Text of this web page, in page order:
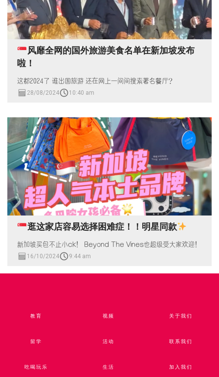
风靡全网的国外旅游美食名单在新加坡发布
啦！
28/08/2024 10:40 am
逛这家店容易选择困难症！！明星同款
新加坡买包不止小ck！ Beyond The Vines也超级受大家欢迎！
16/10/2024 9:44 am
教育
留学
吃喝玩乐
视频​
活动
生活
关于我们
联系我们
加入我们